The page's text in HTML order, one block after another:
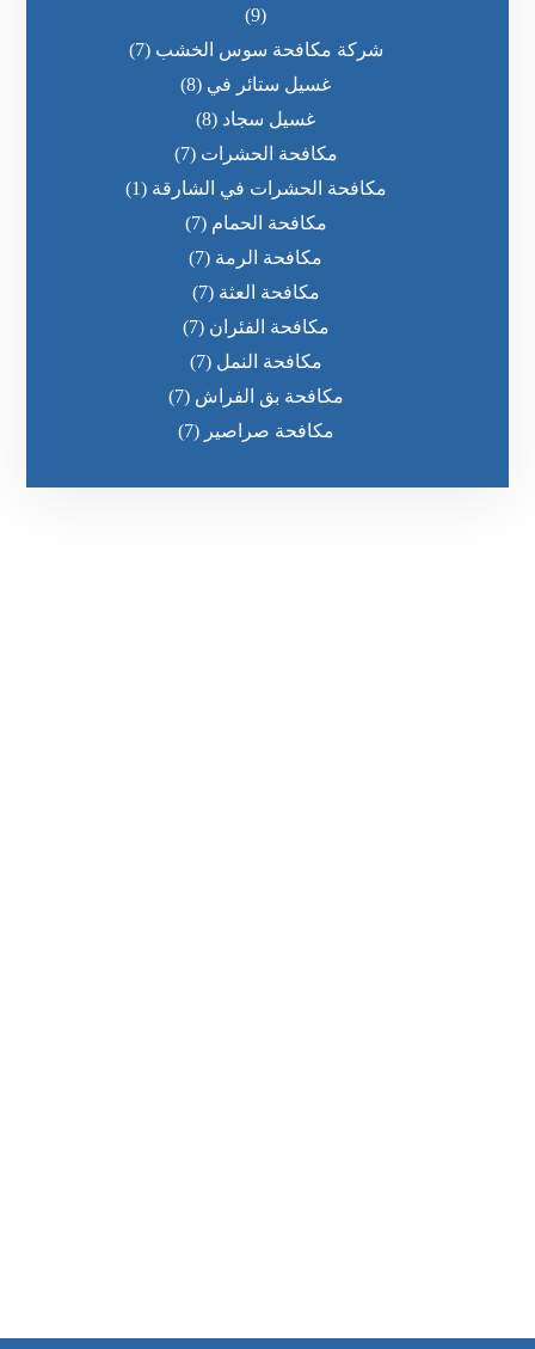
(9)
شركة مكافحة سوس الخشب (7)
غسيل ستائر في (8)
غسيل سجاد (8)
مكافحة الحشرات (7)
مكافحة الحشرات في الشارقة (1)
مكافحة الحمام (7)
مكافحة الرمة (7)
مكافحة العثة (7)
مكافحة الفئران (7)
مكافحة النمل (7)
مكافحة بق الفراش (7)
مكافحة صراصير (7)